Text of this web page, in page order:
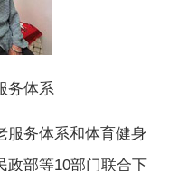
务体系
服务体系和体育健身
政部等10部门联合下